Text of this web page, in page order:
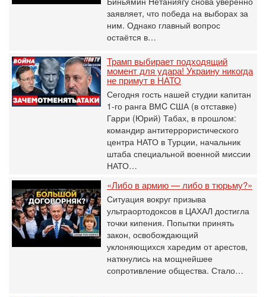
заявляет, что победа на выборах за
ним. Однако главный вопрос
остаётся в…
Трамп выбирает подходящий
момент для удара! Украину никогда
не примут в НАТО
Сегодня гость нашей студии капитан
1-го ранга ВМC США (в отставке)
Гарри (Юрий) Табах, в прошлом:
командир антитеррористического
центра НАТО в Турции, начальник
штаба специальной военной миссии
НАТО…
«Либо в армию — либо в тюрьму?»
Ситуация вокруг призыва
ультраортодоксов в ЦАХАЛ достигла
точки кипения. Попытки принять
закон, освобождающий
уклоняющихся харедим от арестов,
наткнулись на мощнейшее
сопротивление общества. Стало…